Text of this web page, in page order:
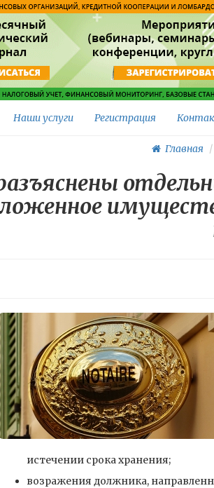
Наши услуги Регистрация
Главная
истечении срока хранения;
возражения должника,